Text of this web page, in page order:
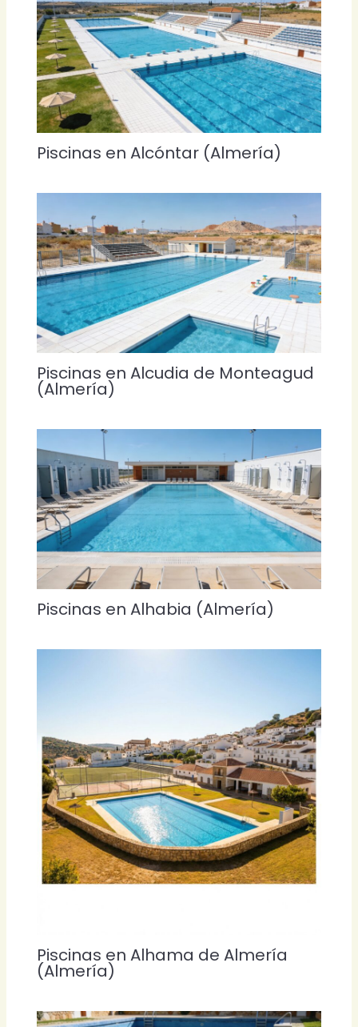
Piscinas en Alcóntar (Almería)
Piscinas en Alcudia de Monteagud
(Almería)
Piscinas en Alhabia (Almería)
Piscinas en Alhama de Almería
(Almería)